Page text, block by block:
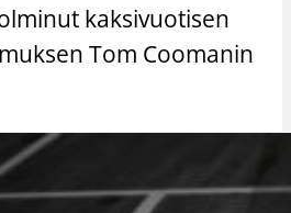
kaksivuotisen
Tom Coomanin